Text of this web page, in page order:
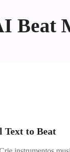
Beat
Text to Beat